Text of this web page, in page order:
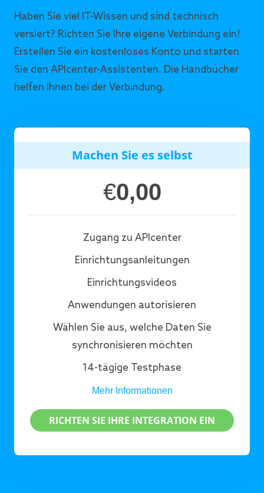
Preis exkl. Steuern oder inkl. Steuern
Haben Sie viel IT-Wissen und sind technisch
versiert? Richten Sie Ihre eigene Verbindung ein!
Erstellen Sie ein kostenloses Konto und starten
Sie den APIcenter-Assistenten. Die Handbücher
helfen Ihnen bei der Verbindung.
Machen Sie es selbst
€0,00
Zugang zu APIcenter
Einrichtungsanleitungen
Einrichtungsvideos
Anwendungen autorisieren
Wählen Sie aus, welche Daten Sie
synchronisieren möchten
14-tägige Testphase
Mehr Informationen
RICHTEN SIE IHRE INTEGRATION EIN